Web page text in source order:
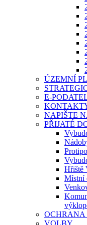
ÚZEMNÍ
E-
NAPIŠTE
PŘIJATÉ
Hřiště
Místní
OCHRANA
VOLBY